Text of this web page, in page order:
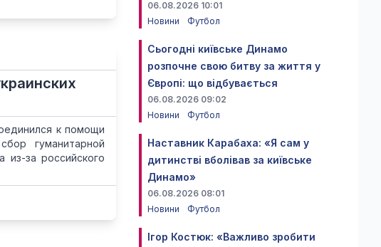
к помощи
гуманитарной
за российского
06.08.2026 10:01
Новини
Футбол
Сьогодні київське Динамо
розпочне свою битву за життя у
Європі: що відбувається
06.08.2026 09:02
Новини
Футбол
Наставник Карабаха: «Я сам у
дитинстві вболівав за київське
Динамо»
06.08.2026 08:01
Новини
Футбол
Ігор Костюк: «Важливо зробити